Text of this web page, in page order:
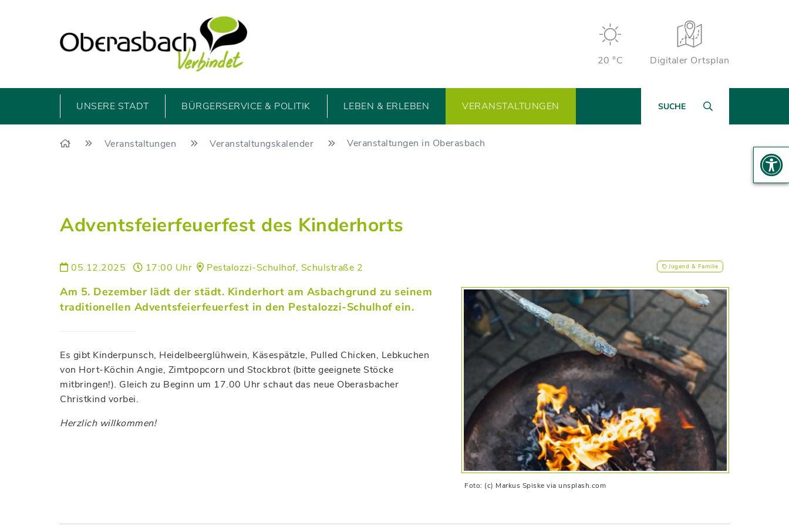
20 °C Digitaler Ortsplan
UNSERE STADT BÜRGERSERVICE & POLITIK LEBEN & ERLEBEN VERANSTALTUNGEN SUCHE
Veranstaltungen Veranstaltungskalender Veranstaltungen in Oberasbach
Adventsfeierfeuerfest des Kinderhorts
05.12.2025 17:00 Uhr Pestalozzi-Schulhof, Schulstraße 2 Jugend & Familie
Foto: (c) Markus Spiske via unsplash.com
Am 5. Dezember lädt der städt. Kinderhort am Asbachgrund zu seinem
traditionellen Adventsfeierfeuerfest in den Pestalozzi-Schulhof ein.
Es gibt Kinderpunsch, Heidelbeerglühwein, Käsespätzle, Pulled Chicken, Lebkuchen
von Hort-Köchin Angie, Zimtpopcorn und Stockbrot (bitte geeignete Stöcke
mitbringen!). Gleich zu Beginn um 17.00 Uhr schaut das neue Oberasbacher
Christkind vorbei.
Herzlich willkommen!